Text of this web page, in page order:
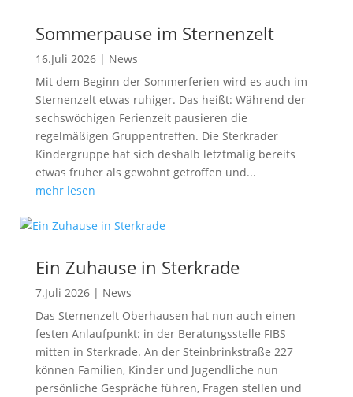
Sommerpause im Sternenzelt
16.Juli 2026| News
Mit dem Beginn der Sommerferien wird es auch im
Sternenzelt etwas ruhiger. Das heißt: Während der
sechswöchigen Ferienzeit pausieren die
regelmäßigen Gruppentreffen. Die Sterkrader
Kindergruppe hat sich deshalb letztmalig bereits
etwas früher als gewohnt getroffen und...
mehr lesen
Ein Zuhause in Sterkrade
7.Juli 2026| News
Das Sternenzelt Oberhausen hat nun auch einen
festen Anlaufpunkt: in der Beratungsstelle FIBS
mitten in Sterkrade. An der Steinbrinkstraße 227
können Familien, Kinder und Jugendliche nun
persönliche Gespräche führen, Fragen stellen und